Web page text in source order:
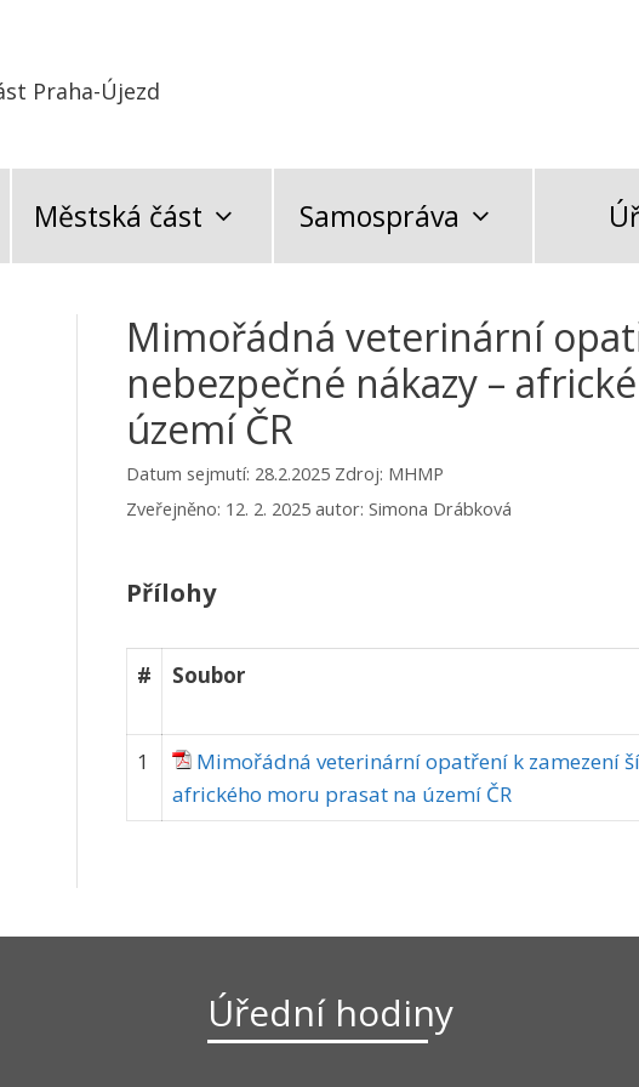
Praha-Újezd
Městská část Samospráva
Mimořádná veterinární
nebezpečné nákazy –
území ČR
Datum sejmutí: 28.2.2025 Zdroj: MHMP
Zveřejněno: 12. 2. 2025 autor: Simona Drábková
Přílohy
# Soubor
1
Mimořádná veterinární opatření k zamezení
afrického moru prasat na území ČR
Úřední hodiny